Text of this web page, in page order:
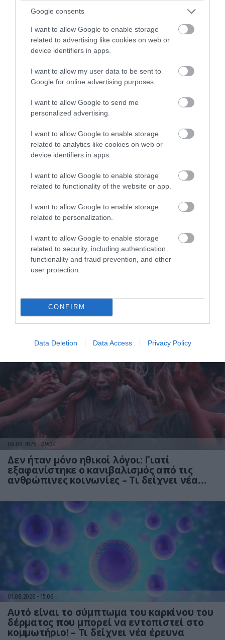
Google consents
I want to allow Google to enable storage
related to advertising like cookies on web or
device identifiers in apps.
I want to allow my user data to be sent to
Google for online advertising purposes.
I want to allow Google to send me
personalized advertising.
I want to allow Google to enable storage
related to analytics like cookies on web or
device identifiers in apps.
I want to allow Google to enable storage
related to functionality of the website or app.
I want to allow Google to enable storage
related to personalization.
I want to allow Google to enable storage
related to security, including authentication
functionality and fraud prevention, and other
user protection.
CONFIRM
Data Deletion Data Access Privacy Policy
07.08.2026 06:06
Δείτε ποια είναι τα συμπτώματα ενός
«μίνι εγκεφαλικού» επεισοδίου
κοιμούνται χειρότερα
Μπορούμε να ζήσουμε 194 χρόνια; – Ρώσοι
επιστήμονες εξετάζουν τα θεωρητικά όρια
της ανθρώπινης ζωής
06.08.2026 09:04
Δεν ήταν μόνο ηθικοί λόγοι: Γιατί
εξαφανίστηκε ο κανιβαλισμός από τις
ανθρώπινες κοινωνίες – Τι δείχνει νέα
01.08.2026 15:06
Αυτό είναι το σύμπτωμα του καρκίνου του
δέρματος που μπορεί να εντοπιστεί στο
κομμωτήριο! – Τι δείχνει νέα έρευνα